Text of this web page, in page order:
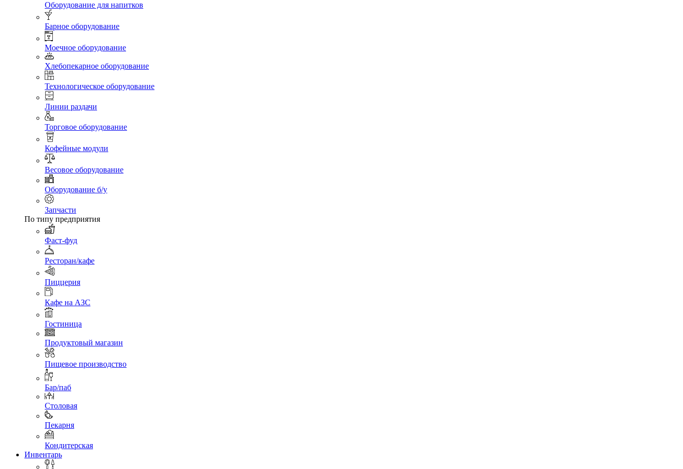
Оборудование для напитков
Барное оборудование
Моечное оборудование
Хлебопекарное оборудование
Технологическое оборудование
Линии раздачи
Торговое оборудование
Кофейные модули
Весовое оборудование
Оборудование б/у
Запчасти
По типу предприятия
Фаст-фуд
Ресторан/кафе
Пиццерия
Кафе на АЗС
Гостиница
Продуктовый магазин
Пищевое производство
Бар/паб
Столовая
Пекарня
Кондитерская
Инвентарь